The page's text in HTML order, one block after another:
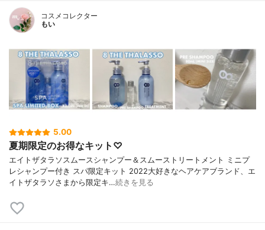
コスメコレクター
もい
5.00
夏期限定のお得なキット♡
エイトザタラソスムースシャンプー＆スムーストリートメント ミニプ
レシャンプー付き スパ限定キット 2022大好きなヘアケアブランド、エ
イトザタラソさまから限定キ…続きを見る